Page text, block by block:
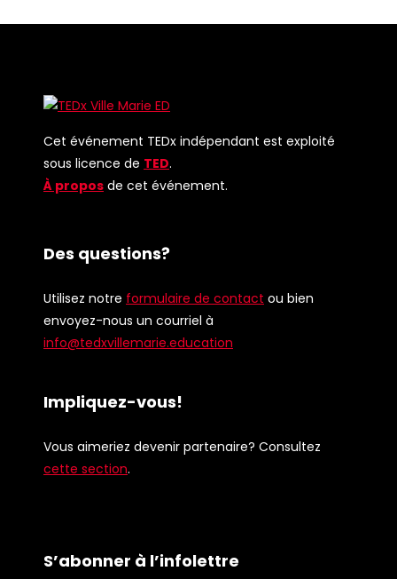
Cet événement TEDx indépendant est exploité
sous licence de TED.
À propos de cet événement.
Des questions?
Utilisez notre formulaire de contact ou bien
envoyez-nous un courriel à
info@tedxvillemarie.education
Impliquez-vous!
Vous aimeriez devenir partenaire? Consultez
cette section.
S’abonner à l’infolettre